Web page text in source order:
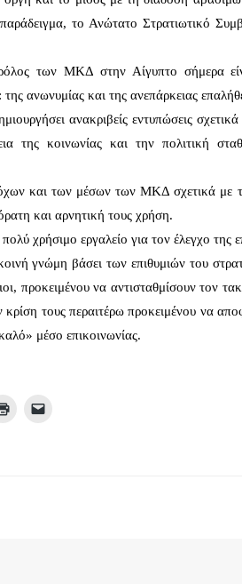
το Ανώτατο Στρατιωτικό
των ΜΚΔ στην Αίγυπτο σήμερα
της ανωνυμίας και της ανεπάρκειας
ανακριβείς εντυπώσεις
της κοινωνίας και την πολιτική
και των μέσων των ΜΚΔ σχετικά με
και αρνητική τους χρήση.
χρήσιμο εργαλείο για τον έλεγχο
γνώμη βάσει των επιθυμιών του
προκειμένου να αντισταθμίσουν τον
τους περαιτέρω προκειμένου να
μέσο επικοινωνίας.